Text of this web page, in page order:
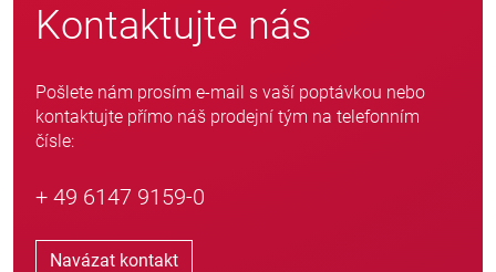
Kontaktujte nás
Pošlete nám prosím e-mail s vaší poptávkou nebo
kontaktujte přímo náš prodejní tým na telefonním
čísle:
+ 49 6147 9159-0
Navázat kontakt